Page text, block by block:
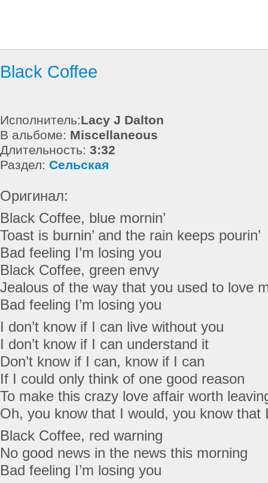
Black Coffee
Исполнитель:Lacy J Dalton
В альбоме: Miscellaneous
Длительность: 3:32
Раздел: Сельская
Оригинал:
Black Coffee, blue mornin’
Toast is burnin’ and the rain keeps pourin’
Bad feeling I’m losing you
Black Coffee, green envy
Jealous of the way that you used to love
Bad feeling I’m losing you
I don’t know if I can live without you
I don’t know if I can understand it
Don’t know if I can, know if I can
If I could only think of one good reason
To make this crazy love affair worth
Oh, you know that I would, you know that
Black Coffee, red warning
No good news in the news this morning
Bad feeling I’m losing you